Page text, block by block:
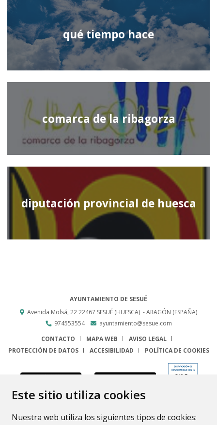
Este sitio utiliza cookies
Nuestra web utiliza los siguientes tipos de cookies:
qué tiempo hace
comarca de la ribagorza
diputación provincial de huesca
AYUNTAMIENTO DE SESUÉ
Avenida Molsá, 2222467 SESUÉ (HUESCA) - ARAGÓN (ESPAÑA)
974553554
ayuntamiento@sesue.com
CONTACTO
MAPA WEB
AVISO LEGAL
PROTECCIÓN DE DATOS
ACCESIBILIDAD POLÍTICA DE COOKIES